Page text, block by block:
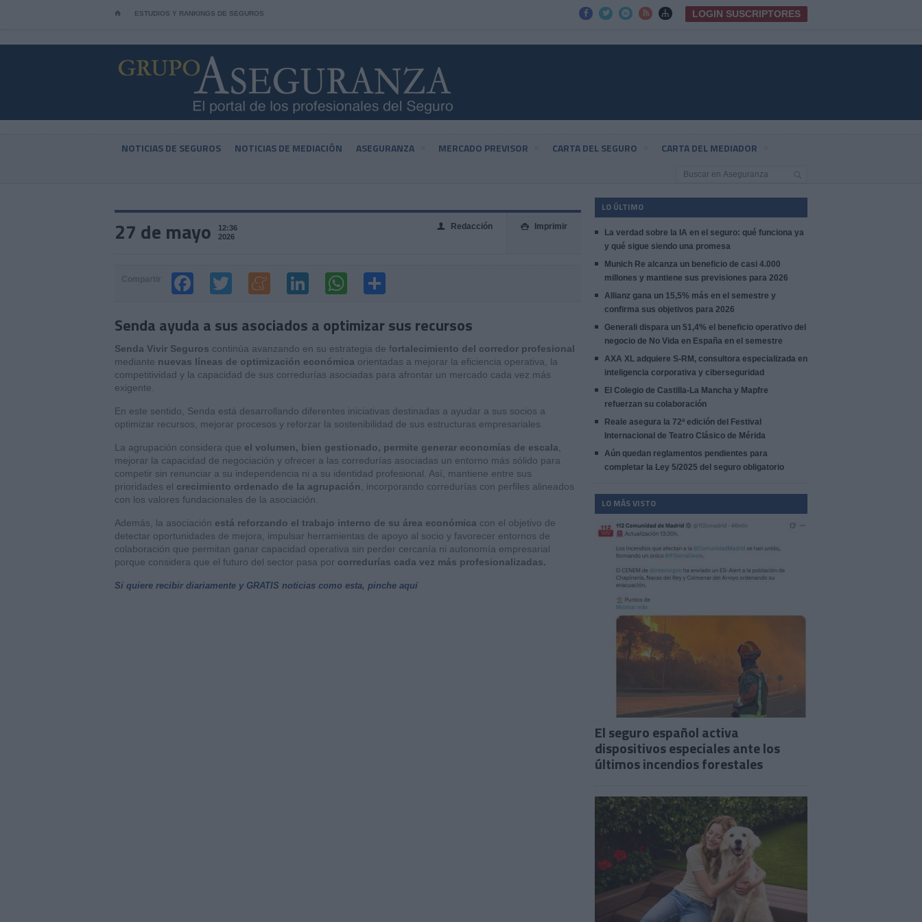
⌂ ESTUDIOS Y RANKINGS DE SEGUROS      LOGIN SUSCRIPTORES
NOTICIAS DE SEGUROS NOTICIAS DE MEDIACIÓN ASEGURANZA MERCADO PREVISOR CARTA DEL SEGURO CARTA DEL MEDIADOR
27 de mayo
12:36
2026
 Imprimir
👤 Redacción
Senda ayuda a sus asociados a optimizar sus recursos
Senda Vivir Seguros continúa avanzando en su estrategia de fortalecimiento del corredor profesional
mediante nuevas líneas de optimización económica orientadas a mejorar la eficiencia operativa, la
competitividad y la capacidad de sus corredurías asociadas para afrontar un mercado cada vez más
exigente.
En este sentido, Senda está desarrollando diferentes iniciativas destinadas a ayudar a sus socios a
optimizar recursos, mejorar procesos y reforzar la sostenibilidad de sus estructuras empresariales.
La agrupación considera que el volumen, bien gestionado, permite generar economías de escala
mejorar la capacidad de negociación y ofrecer a las corredurías asociadas un entorno más sólido para
competir sin renunciar a su independencia ni a su identidad profesional. Así, mantiene entre sus
prioridades el crecimiento ordenado de la agrupación , incorporando corredurías con perfiles alineados
con los valores fundacionales de la asociación.
Además, la asociación está reforzando el trabajo interno de su área económica con el objetivo de
detectar oportunidades de mejora, impulsar herramientas de apoyo al socio y favorecer entornos de
colaboración que permitan ganar capacidad operativa sin perder cercanía ni autonomía empresarial
porque considera que el futuro del sector pasa por corredurías cada vez más profesionalizadas.
Si quiere recibir diariamente y GRATIS noticias como esta, pinche aquí
LO ÚLTIMO
La verdad sobre la IA en el seguro: qué funciona ya
y qué sigue siendo una promesa
Munich Re alcanza un beneficio de casi 4.000
millones y mantiene sus previsiones para 2026
Allianz gana un 15,5% más en el semestre y
confirma sus objetivos para 2026
Generali dispara un 51,4% el beneficio operativo del
negocio de No Vida en España en el semestre
AXA XL adquiere S-RM, consultora especializada en
inteligencia corporativa y ciberseguridad
El Colegio de Castilla-La Mancha y Mapfre
refuerzan su colaboración
Reale asegura la 72ª edición del Festival
Internacional de Teatro Clásico de Mérida
Aún quedan reglamentos pendientes para
completar la Ley 5/2025 del seguro obligatorio
LO MÁS VISTO
El seguro español activa
dispositivos especiales ante los
últimos incendios forestales